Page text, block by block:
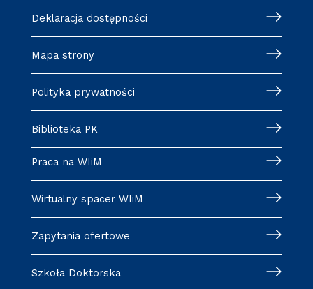
Deklaracja dostępności
Mapa strony
Polityka prywatności
Biblioteka PK
Praca na WIiM
Wirtualny spacer WIiM
Zapytania ofertowe
Szkoła Doktorska